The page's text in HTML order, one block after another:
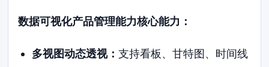
数据可视化产品管理能力核心能力：
多视图动态透视： 支持看板、甘特图、时间线